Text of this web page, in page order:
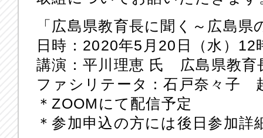
「広島県教育長に聞く～広島
日時：2020年5月20日（水）12
講演：平川理恵 氏 広島県教育
ファシリテータ：石戸奈々子
＊ZOOMにて配信予定
＊参加申込の方には後日参加